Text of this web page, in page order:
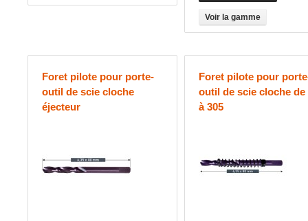
Voir la gamme
Foret pilote pour porte-
outil de scie cloche
éjecteur
Foret pilote pour
outil de scie cloche de
à 305